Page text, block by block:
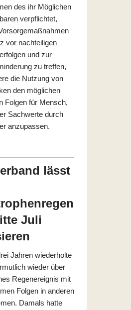
des ihr Möglichen
verpflichtet,
vor nachteiligen
und zur
zu treffen,
die Nutzung von
den möglichen
Folgen für Mensch,
Sachwerte durch
anzupassen.
lässt
Juli
Jahren wiederholte
wieder über
Regenereignis mit
Folgen in anderen
Damals hatte